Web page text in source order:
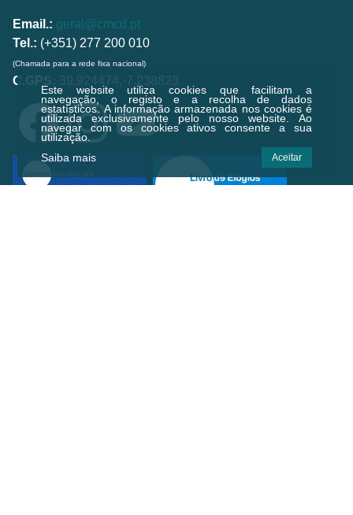
Este website utiliza cookies que facilitam a
navegação, o registo e a recolha de dados
estatísticos.A informação armazenada nos cookies é
utilizada exclusivamente pelo nosso website. Ao
navegar com os cookies ativos consente a sua
utilização.
Saiba mais
Aceitar
Email.: geral@cmcd.pt
Tel.: (+351) 277 200 010
(Chamada para a rede fixa nacional)
C.GPS: 39.924474,-7.238823